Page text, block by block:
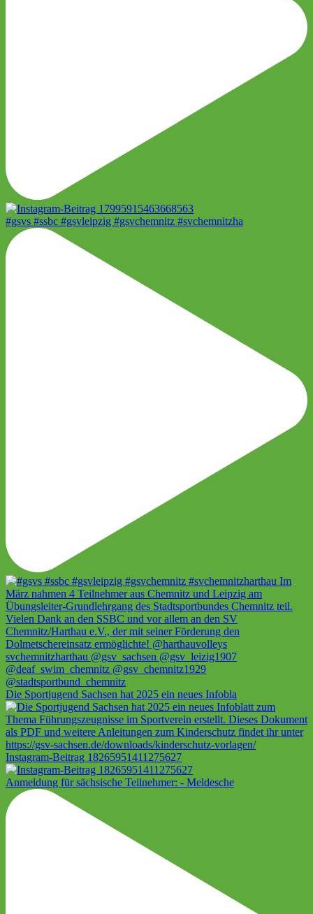
#gsvs #ssbc #gsvleipzig #gsvchemnitz #svchemnitzha
Die Sportjugend Sachsen hat 2025 ein neues Infobla
Instagram-Beitrag 18265951411275627
Anmeldung für sächsische Teilnehmer: - Meldesche